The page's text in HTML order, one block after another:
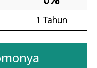
1 Tahun